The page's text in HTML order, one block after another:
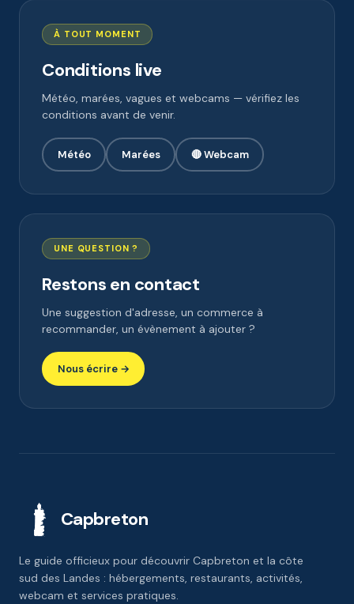
À TOUT MOMENT
Conditions live
Météo, marées, vagues et webcams — vérifiez les
conditions avant de venir.
Météo Marées 🔴 Webcam
UNE QUESTION ?
Restons en contact
Une suggestion d'adresse, un commerce à
recommander, un évènement à ajouter ?
Nous écrire →
Capbreton
Le guide officieux pour découvrir Capbreton et la côte
sud des Landes : hébergements, restaurants, activités,
webcam et services pratiques.